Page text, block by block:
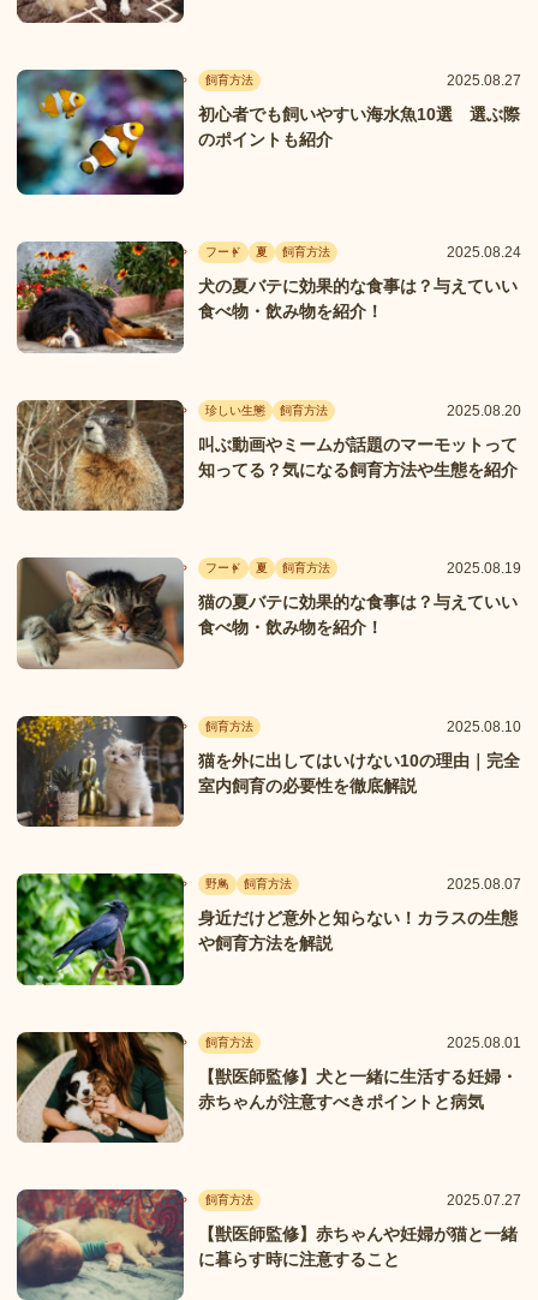
飼育方法 2025.08.27
初心者でも飼いやすい海水魚10選 選ぶ際
のポイントも紹介
フード 夏 飼育方法 2025.08.24
犬の夏バテに効果的な食事は？与えていい
食べ物・飲み物を紹介！
珍しい生態 飼育方法 2025.08.20
叫ぶ動画やミームが話題のマーモットって
知ってる？気になる飼育方法や生態を紹介
フード 夏 飼育方法 2025.08.19
猫の夏バテに効果的な食事は？与えていい
食べ物・飲み物を紹介！
飼育方法 2025.08.10
猫を外に出してはいけない10の理由｜完全
室内飼育の必要性を徹底解説
野鳥 飼育方法 2025.08.07
身近だけど意外と知らない！カラスの生態
や飼育方法を解説
飼育方法 2025.08.01
【獣医師監修】犬と一緒に生活する妊婦・
赤ちゃんが注意すべきポイントと病気
飼育方法 2025.07.27
【獣医師監修】赤ちゃんや妊婦が猫と一緒
に暮らす時に注意すること